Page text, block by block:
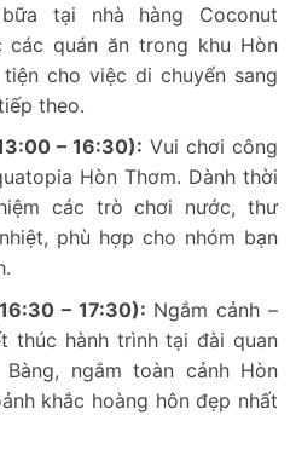
tại nhà hàng Coconut
các quán ăn trong khu Hòn
tiện cho việc di chuyển sang
theo.
– 16:30): Vui chơi công
Hòn Thơm. Dành thời
các trò chơi nước, thư
phù hợp cho nhóm bạn
– 17:30): Ngắm cảnh –
thúc hành trình tại đài quan
ngắm toàn cảnh Hòn
khắc hoàng hôn đẹp nhất